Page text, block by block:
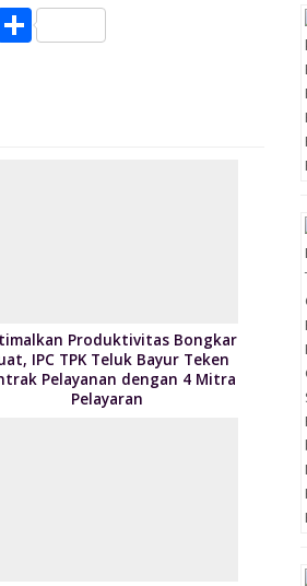
S
Produktivitas Bongkar
IPC TPK Teluk Bayur Teken
Pelayanan dengan 4 Mitra
Pelayaran